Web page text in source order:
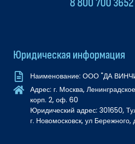
Юридическая информация
Наименование: ООО "ДА
Адрес: г. Москва,
корп. 2, оф. 60
Юридический адрес: 301650,
г. Новомосковск, ул